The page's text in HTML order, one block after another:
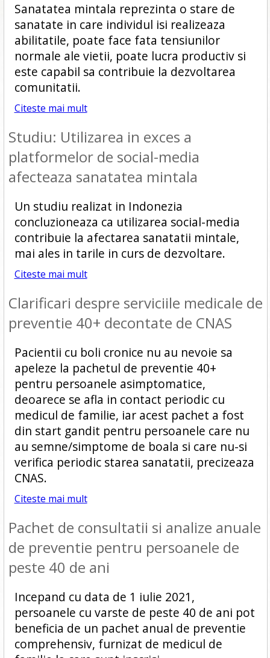
Sanatatea mintala reprezinta o stare de
sanatate in care individul isi realizeaza
abilitatile, poate face fata tensiunilor
normale ale vietii, poate lucra productiv si
este capabil sa contribuie la dezvoltarea
comunitatii.
Citeste mai mult
Studiu: Utilizarea in exces a
platformelor de social-media
afecteaza sanatatea mintala
Un studiu realizat in Indonezia
concluzioneaza ca utilizarea social-media
contribuie la afectarea sanatatii mintale,
mai ales in tarile in curs de dezvoltare.
Citeste mai mult
Clarificari despre serviciile medicale de
preventie 40+ decontate de CNAS
Pacientii cu boli cronice nu au nevoie sa
apeleze la pachetul de preventie 40+
pentru persoanele asimptomatice,
deoarece se afla in contact periodic cu
medicul de familie, iar acest pachet a fost
din start gandit pentru persoanele care nu
au semne/simptome de boala si care nu-si
verifica periodic starea sanatatii, precizeaza
CNAS.
Citeste mai mult
Pachet de consultatii si analize anuale
de preventie pentru persoanele de
peste 40 de ani
Incepand cu data de 1 iulie 2021,
persoanele cu varste de peste 40 de ani pot
beneficia de un pachet anual de preventie
comprehensiv, furnizat de medicul de